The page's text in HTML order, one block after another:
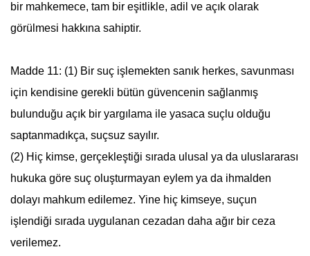
bir mahkemece, tam bir eşitlikle, adil ve açık olarak
görülmesi hakkına sahiptir.
Madde 11: (1) Bir suç işlemekten sanık herkes, savunması
için kendisine gerekli bütün güvencenin sağlanmış
bulunduğu açık bir yargılama ile yasaca suçlu olduğu
saptanmadıkça, suçsuz sayılır.
(2) Hiç kimse, gerçekleştiği sırada ulusal ya da uluslararası
hukuka göre suç oluşturmayan eylem ya da ihmalden
dolayı mahkum edilemez. Yine hiç kimseye, suçun
işlendiği sırada uygulanan cezadan daha ağır bir ceza
verilemez.